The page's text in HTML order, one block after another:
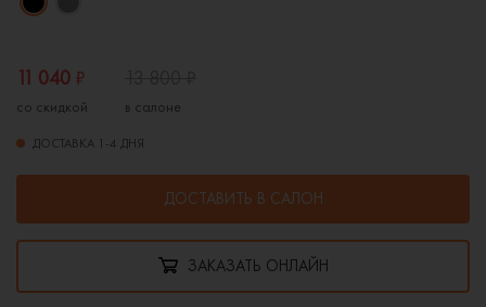
11 040 ₽
со скидкой в салоне
ДОСТАВКА 1-4 ДНЯ
ДОСТАВИТЬ В САЛОН
ЗАКАЗАТЬ ОНЛАЙН